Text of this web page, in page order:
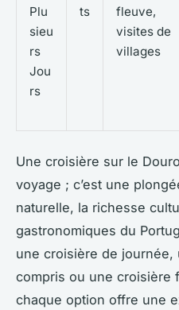
Plu
sieu
rs
Jou
rs
ts
fleuve,
visites de
villages
Une croisière sur le
voyage ; c’est une
naturelle, la richesse
gastronomiques du
une croisière de
compris ou une croisière
chaque option offre une